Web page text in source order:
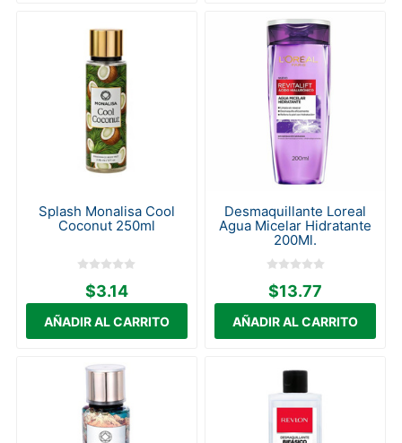
Splash Monalisa Cool
Coconut 250ml
$3.14
Desmaquillante Loreal
Agua Micelar Hidratante
200Ml.
$13.77